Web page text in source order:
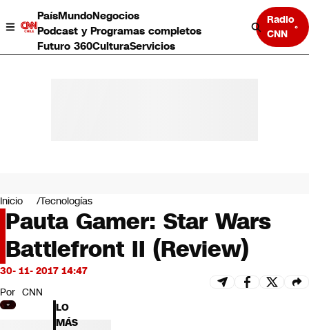
PaísMundoNegocios
Podcast y Programas completos
Futuro 360CulturaServicios
Radio
CNN
Negocios
Deportes
Programas completos
Cultura
Servicios
Bits
CNN Data
CNN tiempo
Futuro 360
Inicio Tecnologías
Pauta Gamer: Star Wars
Battlefront II (Review)
30- 11- 2017 14:47
Por CNN
LO
MÁS